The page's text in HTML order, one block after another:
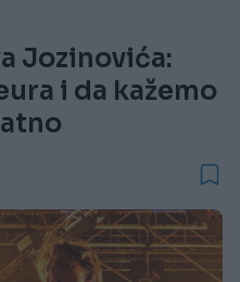
Jozinovića:
i da kažemo